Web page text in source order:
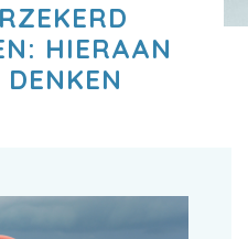
HIERAAN